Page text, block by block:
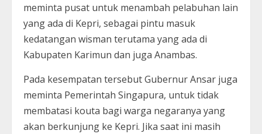
meminta pusat untuk menambah pelabuhan lain
yang ada di Kepri, sebagai pintu masuk
kedatangan wisman terutama yang ada di
Kabupaten Karimun dan juga Anambas.
Pada kesempatan tersebut Gubernur Ansar juga
meminta Pemerintah Singapura, untuk tidak
membatasi kouta bagi warga negaranya yang
akan berkunjung ke Kepri. Jika saat ini masih